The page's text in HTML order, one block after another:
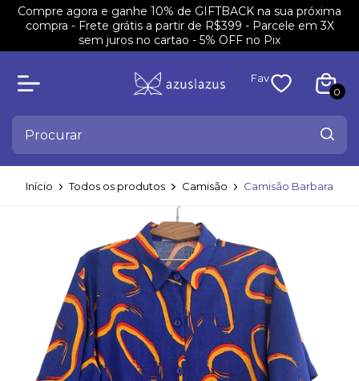
Compre agora e ganhe 10% de GIFTBACK na sua próxima
compra - Frete grátis a partir de R$399 - Parcele em 3X
sem juros no cartao - 5% OFF no Pix
Fav
0
Início Todos os produtos Camisão Camisão Barbara